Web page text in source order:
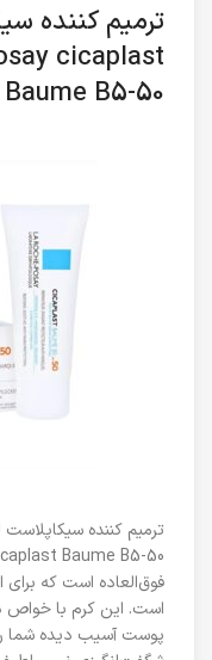
ترمیم کننده
cicaplast
Baume B5-50 حجم 100 میل
فوق‌العاده است که
است. این کرم با خواص
پوست آسیب دیده شما